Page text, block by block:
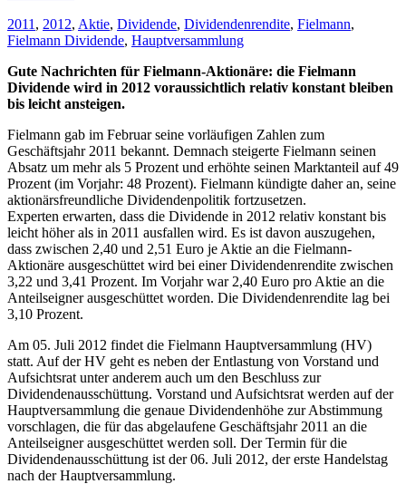
2011 , 2012, Aktie, Dividende, Dividendenrendite, Fielmann,
Fielmann Dividende, Hauptversammlung
Gute Nachrichten für Fielmann-Aktionäre: die Fielmann
Dividende wird in 2012 voraussichtlich relativ konstant bleiben
bis leicht ansteigen.
Fielmann gab im Februar seine vorläufigen Zahlen zum
Geschäftsjahr 2011 bekannt. Demnach steigerte Fielmann seinen
Absatz um mehr als 5 Prozent und erhöhte seinen Marktanteil auf 49
Prozent (im Vorjahr: 48 Prozent). Fielmann kündigte daher an, seine
aktionärsfreundliche Dividendenpolitik fortzusetzen.
Experten erwarten, dass die Dividende in 2012 relativ konstant bis
leicht höher als in 2011 ausfallen wird. Es ist davon auszugehen,
dass zwischen 2,40 und 2,51 Euro je Aktie an die Fielmann-
Aktionäre ausgeschüttet wird bei einer Dividendenrendite zwischen
3,22 und 3,41 Prozent. Im Vorjahr war 2,40 Euro pro Aktie an die
Anteilseigner ausgeschüttet worden. Die Dividendenrendite lag bei
3,10 Prozent.
Am 05. Juli 2012 findet die Fielmann Hauptversammlung (HV)
statt. Auf der HV geht es neben der Entlastung von Vorstand und
Aufsichtsrat unter anderem auch um den Beschluss zur
Dividendenausschüttung. Vorstand und Aufsichtsrat werden auf der
Hauptversammlung die genaue Dividendenhöhe zur Abstimmung
vorschlagen, die für das abgelaufene Geschäftsjahr 2011 an die
Anteilseigner ausgeschüttet werden soll. Der Termin für die
Dividendenausschüttung ist der 06. Juli 2012, der erste Handelstag
nach der Hauptversammlung.